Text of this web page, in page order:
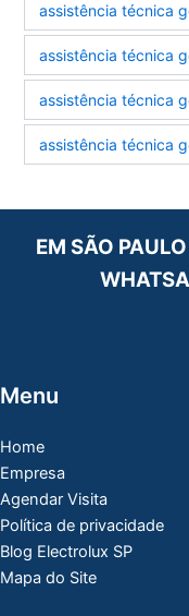
assistência técnica
assistência técnica
assistência técnica
assistência técnica
EM SÃO
Menu
Home
Empresa
Agendar Visita
Política de privacidade
Blog Electrolux SP
Mapa do Site